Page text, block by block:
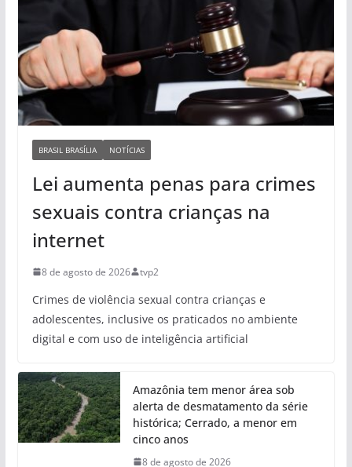
BRASIL BRASÍLIA NOTÍCIAS
Lei aumenta penas para crimes
sexuais contra crianças na
internet
8 de agosto de 2026 tvp2
Crimes de violência sexual contra crianças e
adolescentes, inclusive os praticados no ambiente
digital e com uso de inteligência artificial
Amazônia tem menor área sob
alerta de desmatamento da série
histórica; Cerrado, a menor em
cinco anos
8 de agosto de 2026